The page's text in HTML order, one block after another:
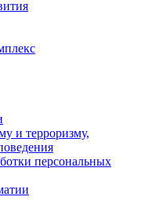
и терроризму,
персональных